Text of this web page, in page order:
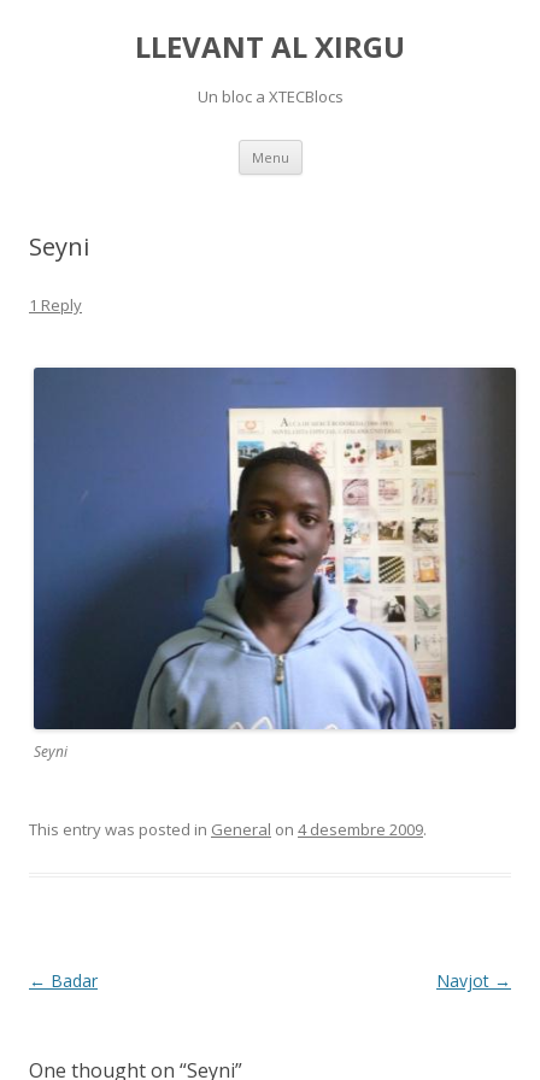
LLEVANT AL XIRGU
Un bloc a XTECBlocs
Menu Skip
content
Seyni
1 Reply
Seyni
This entry was posted in General on 4 desembre 2009.
Post
← Badar Navjot →
One thought on “Seyni”